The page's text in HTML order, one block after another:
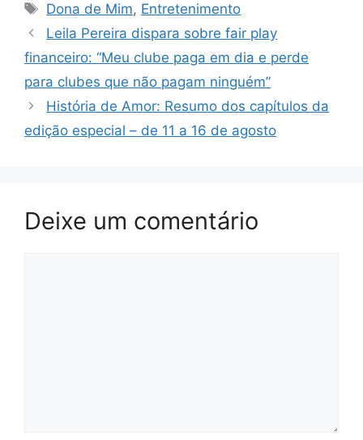
Tags
Dona de Mim, Entretenimento
Leila Pereira dispara sobre fair play
financeiro: “Meu clube paga em dia e perde
para clubes que não pagam ninguém”
História de Amor: Resumo dos capítulos da
edição especial – de 11 a 16 de agosto
Deixe um comentário